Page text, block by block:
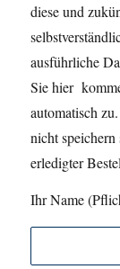
diese und
ausführliche
Sie hier
automatisch
nicht
erledigter
Ihr Name